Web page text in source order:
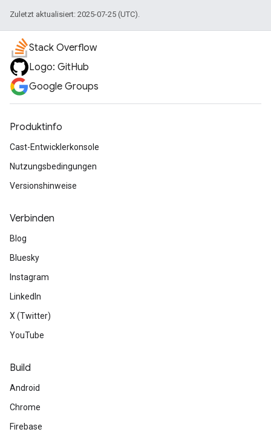
Zuletzt aktualisiert: 2025-07-25 (UTC).
Stack Overflow
Logo: GitHub
Google Groups
Produktinfo
Cast-Entwicklerkonsole
Nutzungsbedingungen
Versionshinweise
Verbinden
Blog
Bluesky
Instagram
LinkedIn
X (Twitter)
YouTube
Build
Android
Chrome
Firebase